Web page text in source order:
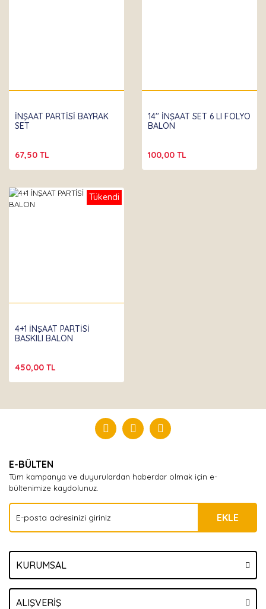
İNŞAAT PARTİSİ BAYRAK
SET
67,50 TL
14'' İNŞAAT SET 6 LI FOLYO
BALON
100,00 TL
Tükendi
4+1 İNŞAAT PARTİSİ
BASKILI BALON
450,00 TL
E-BÜLTEN
Tüm kampanya ve duyurulardan haberdar olmak için e-
bültenimize kaydolunuz.
EKLE
KURUMSAL
ALIŞVERİŞ